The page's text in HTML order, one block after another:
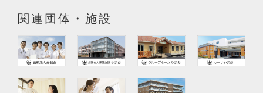
関連団体・施設